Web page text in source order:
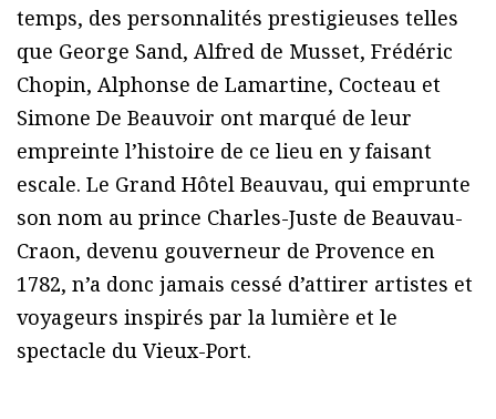
temps, des personnalités prestigieuses telles
que George Sand, Alfred de Musset, Frédéric
Chopin, Alphonse de Lamartine, Cocteau et
Simone De Beauvoir ont marqué de leur
empreinte l’histoire de ce lieu en y faisant
escale. Le Grand Hôtel Beauvau, qui emprunte
son nom au prince Charles-Juste de Beauvau-
Craon, devenu gouverneur de Provence en
1782, n’a donc jamais cessé d’attirer artistes et
voyageurs inspirés par la lumière et le
spectacle du Vieux-Port.